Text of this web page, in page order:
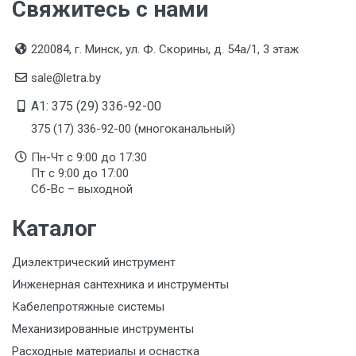
Подтверждение соответствия
сертификата/декларации соответствия содержатся
предоставляются по запросу покупателя
Организация импортер
ООО "Летра", Беларусь, г. Минск, ул. Ф.Скорины,
54а/1, офис 34
Свяжитесь с нами
220084, г. Минск, ул. Ф. Скорины, д. 54а/1, 3 этаж
sale@letra.by
A1: 375 (29) 336-92-00
375 (17) 336-92-00 (многоканальный)
Пн-Чт с 9:00 до 17:30
Пт с 9:00 до 17:00
Сб-Вс – выходной
Каталог
Диэлектрический инструмент
Инженерная сантехника и инструменты
Кабелепротяжные системы
Механизированные инструменты
Расходные материалы и оснастка